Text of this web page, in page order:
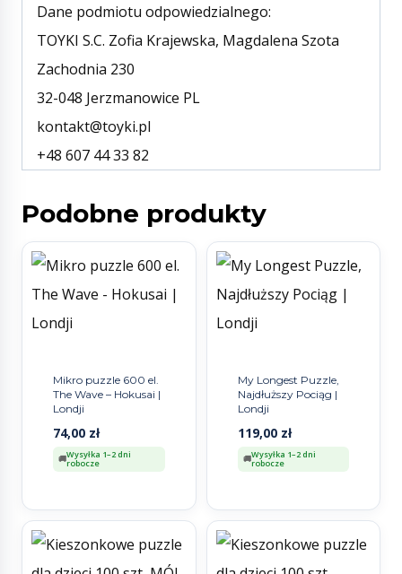
Dane podmiotu odpowiedzialnego:
TOYKI S.C. Zofia Krajewska, Magdalena Szota
Zachodnia 230
32-048 Jerzmanowice PL
kontakt@toyki.pl
+48 607 44 33 82
Podobne produkty
Mikro puzzle 600 el.
The Wave – Hokusai |
Londji
74,00 zł
Wysyłka 1–2 dni
robocze
My Longest Puzzle,
Najdłuższy Pociąg |
Londji
119,00 zł
Wysyłka 1–2 dni
robocze